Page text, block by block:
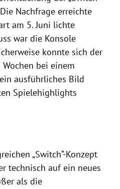
Nachfrage erreichte
am 5. Juni lichte
war die Konsole
konnte sich der
bei einem
ausführliches Bild
Spielehighlights
„Switch“-Konzept
technisch auf ein neues
als die